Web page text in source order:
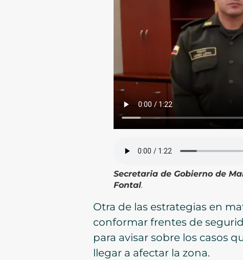
Secretaria de Gobierno de
Fontal.
Otra de las estrategias en
conformar frentes de
para avisar sobre los casos
llegar a afectar la zona.